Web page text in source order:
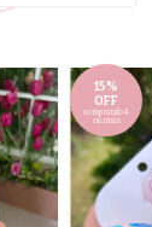
15%
OFF
comprando 4
ou mais